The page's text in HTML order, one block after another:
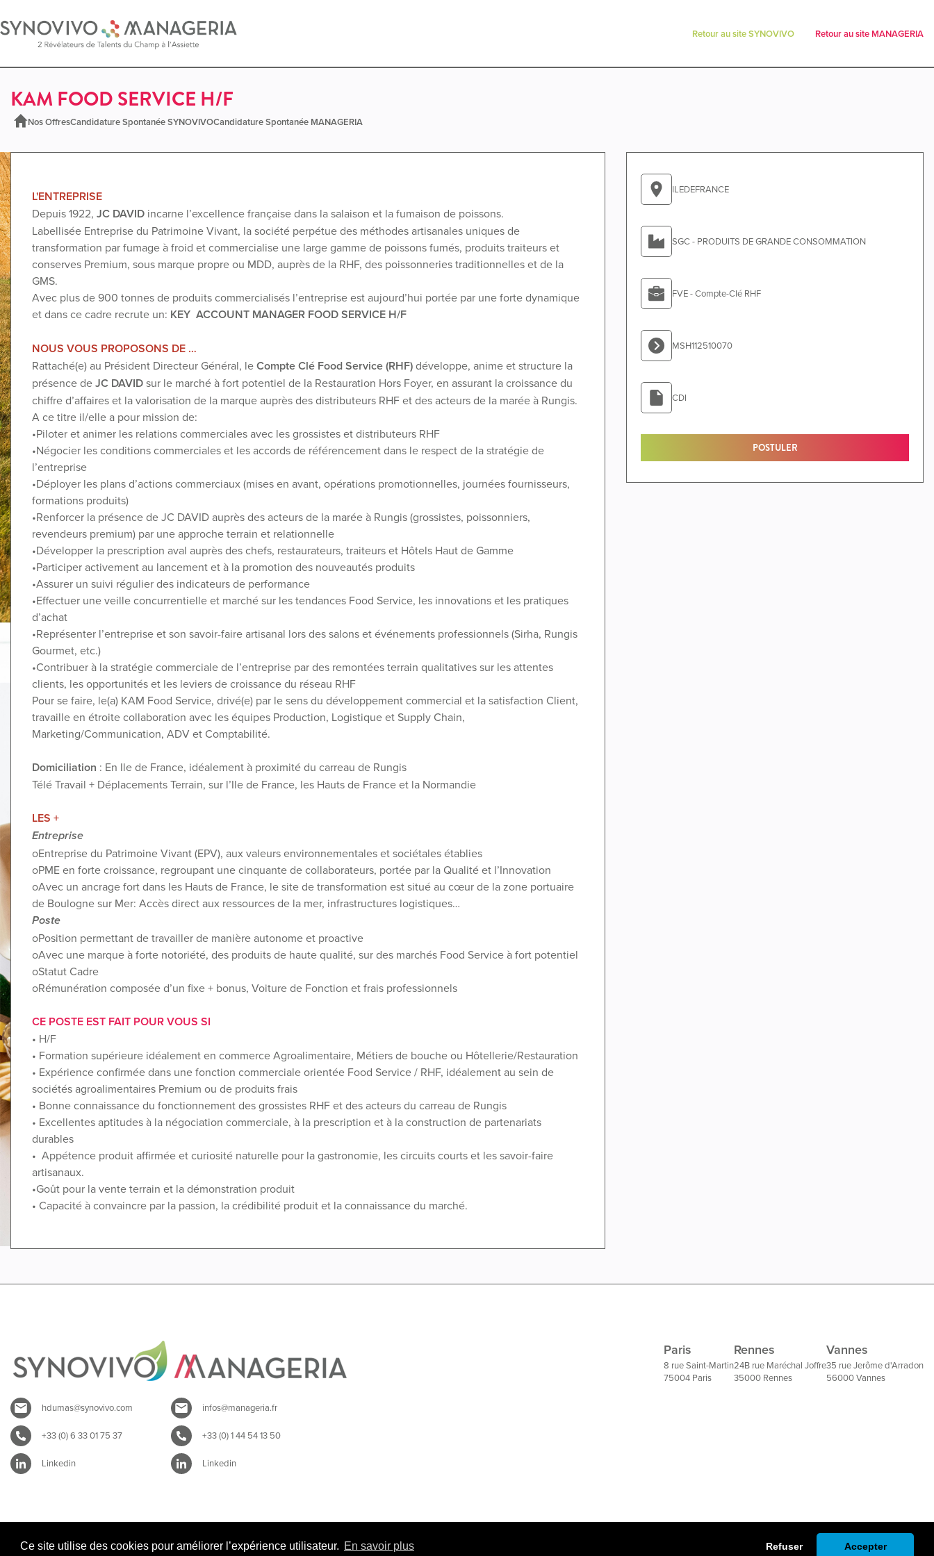
Ce site utilise des cookies pour améliorer l’expérience utilisateur. En savoir plus Refuser Accepter
Retour au site SYNOVIVO Retour au site MANAGERIA
KAM FOOD SERVICE H/F
Nos OffresCandidature Spontanée SYNOVIVOCandidature Spontanée MANAGERIA
L'ENTREPRISE
Depuis 1922, JC DAVID incarne l’excellence française dans la salaison et la fumaison de poissons.
Labellisée Entreprise du Patrimoine Vivant, la société perpétue des méthodes artisanales uniques de
transformation par fumage à froid et commercialise une large gamme de poissons fumés, produits traiteurs et
conserves Premium, sous marque propre ou MDD, auprès de la RHF, des poissonneries traditionnelles et de la
GMS.
Avec plus de 900 tonnes de produits commercialisés l’entreprise est aujourd’hui portée par une forte dynamique
et dans ce cadre recrute un: KEY ACCOUNT MANAGER FOOD SERVICE H/F
NOUS VOUS PROPOSONS DE …
Rattaché(e) au Président Directeur Général, leCompte Clé Food Service (RHF)développe, anime et structure la
présence deJC DAVIDsur le marché à fort potentiel de la Restauration Hors Foyer, en assurant la croissance du
chiffre d’affaires et la valorisation de la marque auprès des distributeurs RHF et des acteurs de la marée à Rungis.
A ce titre il/elle a pour mission de:
•Piloter et animer les relations commerciales avec les grossistes et distributeurs RHF
•Négocier les conditions commerciales et les accords de référencement dans le respect de la stratégie de
l’entreprise
•Déployer les plans d’actions commerciaux (mises en avant, opérations promotionnelles, journées fournisseurs,
formations produits)
•Renforcer la présence de JC DAVID auprès des acteurs de la marée à Rungis (grossistes, poissonniers,
revendeurs premium) par une approche terrain et relationnelle
•Développer la prescription aval auprès des chefs, restaurateurs, traiteurs et Hôtels Haut de Gamme
•Participer activement au lancement et à la promotion des nouveautés produits
•Assurer un suivi régulier des indicateurs de performance
•Effectuer une veille concurrentielle et marché sur les tendances Food Service, les innovations et les pratiques
d’achat
•Représenter l’entreprise et son savoir-faire artisanal lors des salons et événements professionnels (Sirha, Rungis
Gourmet, etc.)
•Contribuer à la stratégie commerciale de l’entreprise par des remontées terrain qualitatives sur les attentes
clients, les opportunités et les leviers de croissance du réseau RHF
Pour se faire, le(a) KAM Food Service, drivé(e) par le sens du développement commercial et la satisfaction Client,
travaille en étroite collaboration avec les équipes Production, Logistique et Supply Chain,
Marketing/Communication, ADV et Comptabilité.
Domiciliation : En Ile de France, idéalement à proximité du carreau de Rungis
Télé Travail + Déplacements Terrain, sur l’Ile de France, les Hauts de France et la Normandie
LES +
Entreprise
oEntreprise du Patrimoine Vivant (EPV), aux valeurs environnementales et sociétales établies
oPME en forte croissance, regroupant une cinquante de collaborateurs, portée par la Qualité et l’Innovation
oAvec un ancrage fort dans les Hauts de France, le site de transformation est situé au cœur de la zone portuaire
de Boulogne sur Mer: Accès direct aux ressources de la mer, infrastructures logistiques…
Poste
oPosition permettant de travailler de manière autonome et proactive
oAvec une marque à forte notoriété, des produits de haute qualité, sur des marchés Food Service à fort potentiel
oStatut Cadre
oRémunération composée d’un fixe + bonus, Voiture de Fonction et frais professionnels
CE POSTE EST FAIT POUR VOUS SI
• H/F
• Formation supérieure idéalement en commerce Agroalimentaire, Métiers de bouche ou Hôtellerie/Restauration
• Expérience confirmée dans une fonction commerciale orientée Food Service / RHF, idéalement au sein de
sociétés agroalimentaires Premium ou de produits frais
• Bonne connaissance du fonctionnement des grossistes RHF et des acteurs du carreau de Rungis
• Excellentes aptitudes à la négociation commerciale, à la prescription et à la construction de partenariats
durables
• Appétence produit affirmée et curiosité naturelle pour la gastronomie, les circuits courts et les savoir-faire
artisanaux.
•Goût pour la vente terrain et la démonstration produit
• Capacité à convaincre par la passion, la crédibilité produit et la connaissance du marché.
ILEDEFRANCE
SGC - PRODUITS DE GRANDE CONSOMMATION
FVE - Compte-Clé RHF
MSH112510070
CDI
POSTULER
hdumas@synovivo.com
+33 (0) 6 33 01 75 37
Linkedin
infos@manageria.fr
+33 (0) 1 44 54 13 50
Linkedin
Paris
8 rue Saint-Martin
75004 Paris
Rennes
24B rue Maréchal Joffre
35000 Rennes
Vannes
35 rue Jerôme d'Arradon
56000 Vannes